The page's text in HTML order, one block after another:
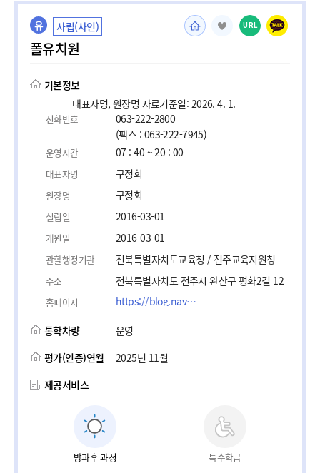
유 사립(사인)
폴유치원
URL
기본정보
대표자명, 원장명 자료기준일: 2026. 4. 1.
전화번호
063-222-2800
(팩스 : 063-222-7945)
운영시간 07 : 40 ~ 20 : 00
대표자명 구정회
원장명 구정회
설립일 2016-03-01
개원일 2016-03-01
관할행정기관 전북특별자치도교육청 / 전주교육지원청
주소 전북특별자치도 전주시 완산구 평화2길 12
홈페이지 https://blog.naver.com/paul7945
통학차량
운영
평가(인증)연월
2025년 11월
제공서비스
방과후 과정 특수학급